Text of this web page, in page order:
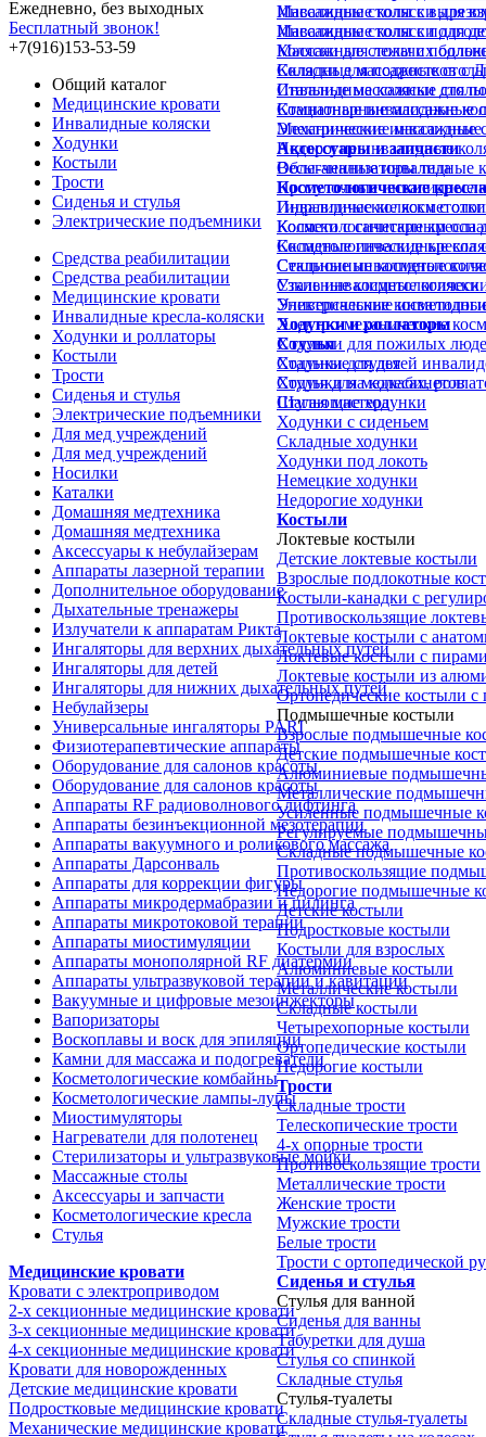
Ежедневно, без выходных
Бесплатный звонок!
+7(916)153-53-59
Общий каталог
Медицинские кровати
Инвалидные коляски
Ходунки
Костыли
Трости
Сиденья и стулья
Электрические подъемники
Средства реабилитации
Средства реабилитации
Медицинские кровати
Инвалидные кресла-коляски
Ходунки и роллаторы
Костыли
Трости
Сиденья и стулья
Электрические подъемники
Для мед учреждений
Для мед учреждений
Носилки
Каталки
Домашняя медтехника
Домашняя медтехника
Аксессуары к небулайзерам
Аппараты лазерной терапии
Дополнительное оборудование
Дыхательные тренажеры
Излучатели к аппаратам Рикта
Ингаляторы для верхних дыхательных путей
Ингаляторы для детей
Ингаляторы для нижних дыхательных путей
Небулайзеры
Универсальные ингаляторы PARI
Физиотерапевтические аппараты
Оборудование для салонов красоты
Оборудование для салонов красоты
Аппараты RF радиоволнового лифтинга
Аппараты безинъекционной мезотерапии
Аппараты вакуумного и роликового массажа
Аппараты Дарсонваль
Аппараты для коррекции фигуры
Аппараты микродермабразии и пилинга
Аппараты микротоковой терапии
Аппараты миостимуляции
Аппараты монополярной RF диатермии
Аппараты ультразвуковой терапии и кавитации
Вакуумные и цифровые мезоинжекторы
Вапоризаторы
Воскоплавы и воск для эпиляции
Камни для массажа и подогреватели
Косметологические комбайны
Косметологические лампы-лупы
Миостимуляторы
Нагреватели для полотенец
Стерилизаторы и ультразвуковые мойки
Массажные столы
Аксессуары и запчасти
Косметологические кресла
Стулья
Медицинские кровати
Кровати с электроприводом
2-х секционные медицинские кровати
3-х секционные медицинские кровати
4-х секционные медицинские кровати
Кровати для новорожденных
Детские медицинские кровати
Подростковые медицинские кровати
Механические медицинские кровати
Инвалидные коляски для
Инвалидные коляски для
Коляски для лежачих
Коляски для подростков с
Инвалидные коляски для
Комнатные инвалидные
Механические инвалидные
Недорогие инвалидные
Облегченные инвалидные
Прогулочные инвалидные
Инвалидные коляски с
Коляски с санитарным
Складные инвалидные
Стальные инвалидные
Узкие инвалидные коляски
Универсальные
Ходунки и роллаторы
Ходунки для пожилых
Ходунки для детей
Ходунки на колесах,
Шагающие ходунки
Ходунки с сиденьем
Складные ходунки
Ходунки под локоть
Немецкие ходунки
Недорогие ходунки
Костыли
Локтевые костыли
Детские локтевые костыли
Взрослые подлокотные
Костыли-канадки с
Противоскользящие
Локтевые костыли с
Локтевые костыли с
Локтевые костыли из
Ортопедические костыли с
Подмышечные костыли
Взрослые подмышечные
Детские подмышечные
Алюминиевые
Металлические
Усиленные подмышечные
Регулируемые
Складные подмышечные
Противоскользящие
Недорогие подмышечные
Детские костыли
Подростковые костыли
Костыли для взрослых
Алюминиевые костыли
Металлические костыли
Складные костыли
Четырехопорные костыли
Ортопедические костыли
Недорогие костыли
Трости
Складные трости
Телескопические трости
4-х опорные трости
Противоскользящие трости
Металлические трости
Женские трости
Мужские трости
Белые трости
Трости с ортопедической
Сиденья и стулья
Стулья для ванной
Сиденья для ванны
Табуретки для душа
Стулья со спинкой
Складные стулья
Стулья-туалеты
Складные стулья-туалеты
Массажные столы с
Массажные столы с
Массажные столы с
Складные массажные столы
Стальные массажные столы
Стационарные массажные
Электрические массажные
Аксессуары и запчасти
Весы-анализаторы тела
Косметологические кресла
Гидравлические
Косметологические кресла
Косметологические кресла
Секционные
Стальные
Электрические
Электро-механические
Стулья
Стальные стулья
Стулья для медкабинетов
Стулья мастера